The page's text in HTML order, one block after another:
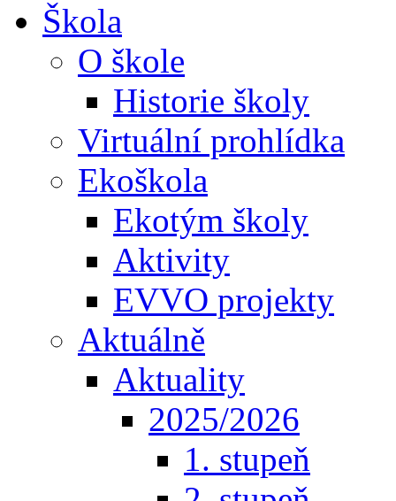
Škola
O škole
Historie školy
Virtuální prohlídka
Ekoškola
Ekotým školy
Aktivity
EVVO projekty
Aktuálně
Aktuality
2025/2026
1. stupeň